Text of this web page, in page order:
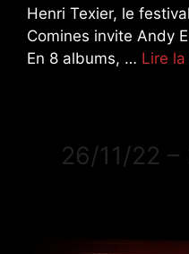
Henri Texier, le
Comines invite Andy
En 8 albums, … Lire
26/11/22 –